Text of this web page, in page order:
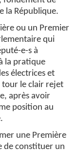
la République.
ou un Premier
qui
e-s à
la pratique
électrices et
tour le clair rejet
après avoir
position au
une Première
de constituer un